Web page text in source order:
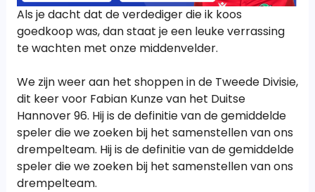
Als je dacht dat de verdediger die ik koos
goedkoop was, dan staat je een leuke verrassing
te wachten met onze middenvelder.
We zijn weer aan het shoppen in de Tweede Divisie,
dit keer voor Fabian Kunze van het Duitse
Hannover 96. Hij is de definitie van de gemiddelde
speler die we zoeken bij het samenstellen van ons
drempelteam. Hij is de definitie van de gemiddelde
speler die we zoeken bij het samenstellen van ons
drempelteam.